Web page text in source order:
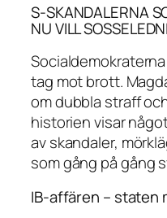
S-SKANDALERNA
NU VILL
tag mot brott.
om dubbla straff
historien visar
av skandaler,
som gång på gång
IB-affären – staten